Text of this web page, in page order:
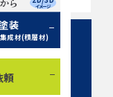
装
集成材(積層材)
イメージ
頼
ム